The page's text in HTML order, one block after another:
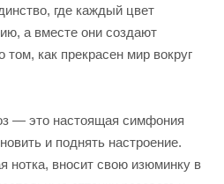
где каждый цвет
а вместе они создают
том, как прекрасен мир вокруг
— это настоящая симфония
и поднять настроение.
нотка, вносит свою изюминку в